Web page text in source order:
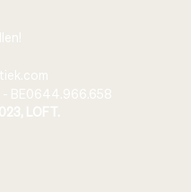
- BE0644.966.658
LOFT.